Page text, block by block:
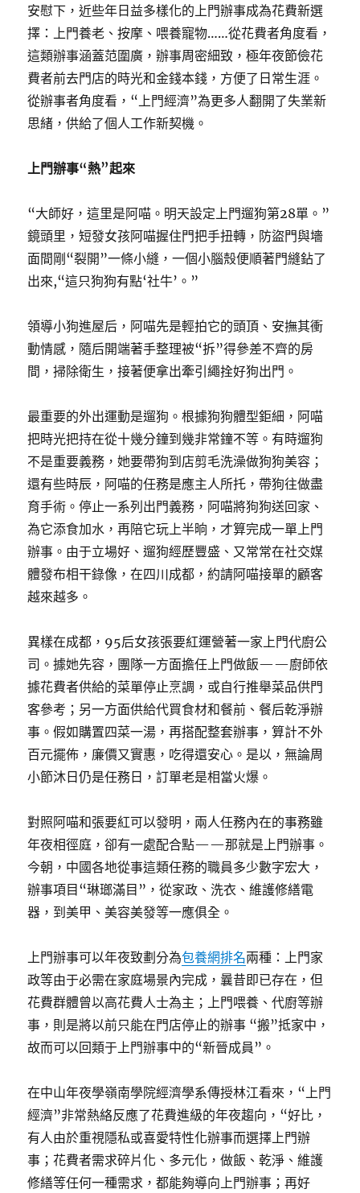
安慰下，近些年日益多樣化的上門辦事成為花費新選
擇：上門養老、按摩、喂養寵物……從花費者角度看，
這類辦事涵蓋范圍廣，辦事周密細致，極年夜節儉花
費者前去門店的時光和金錢本錢，方便了日常生涯。
從辦事者角度看，“上門經濟”為更多人翻開了失業新
思緒，供給了個人工作新契機。
上門辦事“熱”起來
“大師好，這里是阿喵。明天設定上門遛狗第28單。”
鏡頭里，短發女孩阿喵握住門把手扭轉，防盜門與墻
面間剛“裂開”一條小縫，一個小腦殼便順著門縫鉆了
出來,“這只狗狗有點‘社牛’。”
領導小狗進屋后，阿喵先是輕拍它的頭頂、安撫其衝
動情感，隨后開端著手整理被“拆”得參差不齊的房
間，掃除衛生，接著便拿出牽引繩拴好狗出門。
最重要的外出運動是遛狗。根據狗狗體型鉅細，阿喵
把時光把持在從十幾分鐘到幾非常鐘不等。有時遛狗
不是重要義務，她要帶狗到店剪毛洗澡做狗狗美容；
還有些時辰，阿喵的任務是應主人所托，帶狗往做盡
育手術。停止一系列出門義務，阿喵將狗狗送回家、
為它添食加水，再陪它玩上半晌，才算完成一單上門
辦事。由于立場好、遛狗經歷豐盛、又常常在社交媒
體發布相干錄像，在四川成都，約請阿喵接單的顧客
越來越多。
異樣在成都，95后女孩張要紅運營著一家上門代廚公
司。據她先容，團隊一方面擔任上門做飯——廚師依
據花費者供給的菜單停止烹調，或自行推舉菜品供門
客參考；另一方面供給代買食材和餐前、餐后乾淨辦
事。假如購置四菜一湯，再搭配整套辦事，算計不外
百元擺佈，廉價又實惠，吃得還安心。是以，無論周
小節沐日仍是任務日，訂單老是相當火爆。
對照阿喵和張要紅可以發明，兩人任務內在的事務雖
年夜相徑庭，卻有一處配合點——那就是上門辦事。
今朝，中國各地從事這類任務的職員多少數字宏大，
辦事項目“琳瑯滿目”，從家政、洗衣、維護修繕電
器，到美甲、美容美發等一應俱全。
上門辦事可以年夜致劃分為包養網排名兩種：上門家
政等由于必需在家庭場景內完成，曩昔即已存在，但
花費群體曾以高花費人士為主；上門喂養、代廚等辦
事，則是將以前只能在門店停止的辦事 “搬”抵家中，
故而可以回類于上門辦事中的“新晉成員”。
在中山年夜學嶺南學院經濟學系傳授林江看來，“上門
經濟”非常熱絡反應了花費進級的年夜趨向，“好比，
有人由於重視隱私或喜愛特性化辦事而選擇上門辦
事；花費者需求碎片化、多元化，做飯、乾淨、維護
修繕等任何一種需求，都能夠導向上門辦事；再好